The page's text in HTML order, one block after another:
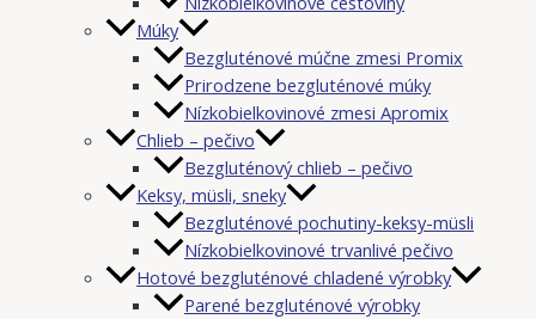
Múky
Bezgluténové múčne zmesi Promix
Prirodzene bezgluténové múky
Nízkobielkovinové zmesi Apromix
Chlieb – pečivo
Bezgluténový chlieb – pečivo
Keksy, müsli, sneky
Bezgluténové pochutiny-keksy-müsli
Nízkobielkovinové trvanlivé pečivo
Hotové bezgluténové chladené výrobky
Parené bezgluténové výrobky